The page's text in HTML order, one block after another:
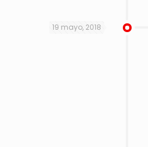
19 mayo, 2018